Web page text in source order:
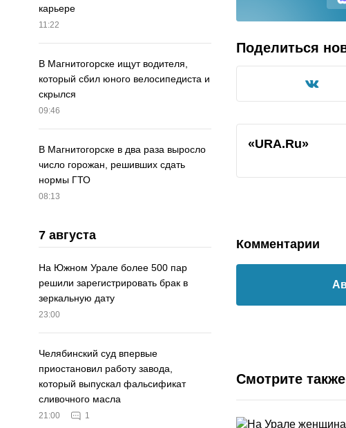
карьере
11:22
В Магнитогорске ищут водителя,
который сбил юного велосипедиста и
скрылся
09:46
В Магнитогорске в два раза выросло
число горожан, решивших сдать
нормы ГТО
08:13
7 августа
На Южном Урале более 500 пар
решили зарегистрировать брак в
зеркальную дату
23:00
Челябинский суд впервые
приостановил работу завода,
который выпускал фальсификат
сливочного масла
21:00 1
Поделиться
«URA.Ru»
Комментарии
Смотрите также